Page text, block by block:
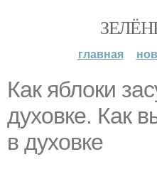
главная
Как яблоки
духовке. Как
в духовке